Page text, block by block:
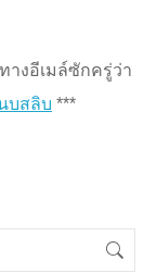
The
on
the
800
บาท
งอีเมล์ซักครู่ว่า
บสลิบ ***